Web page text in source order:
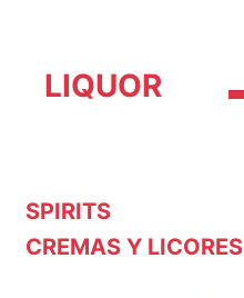
LIQUOR
SPIRITS
CREMAS Y LICORES